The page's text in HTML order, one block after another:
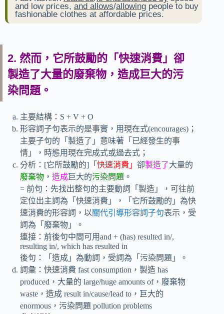
and low prices, and allows/allowing people to buy
fashionable clothes at affordable prices.
2. 然而，它所鼓勵的「快速消費」卻
製造了大量的廢棄物，造成巨大的污
染問題。
主要結構：S + V + O
形容詞子句表示的是事實，用現在式(encourages)；
主要子句的「製造了」意味著「已經發生的事
情」，時態用現在完成式或過去式；
分析：[它所鼓勵的]「 快速消費」 卻製造了大量的
廢棄物 ， 造成巨大的污染問題 。
= 前句：先找出整句的主要動詞「製造」，可往前
定位出主詞為「快速消費」，「它所鼓勵的」為快
速消費的形容詞，以關代引導形容詞子句表示，受
詞為「廢棄物」。
連接：前後句中間可用and + (has) resulted in/,
resulting in/, which has resulted in
後句：「造成」為動詞，受詞為「污染問題」。
詞彙：快速消費 fast consumption，製造 has
produced，大量的 large/huge amounts of，廢棄物
waste，造成 result in/cause/lead to，巨大的
enormous，污染問題 pollution problems